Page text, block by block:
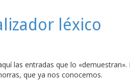
léxico
las entradas que lo
que ya nos conocemos.